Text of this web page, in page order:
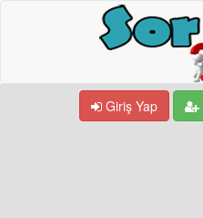
Giriş Yap